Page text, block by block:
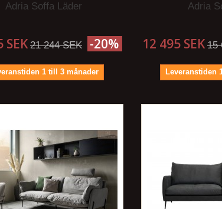
Adria Soffa Läder
SEK 21 244 SEK -20%
1 till 3 månader
Adria
12 495 SEK 15
Leveranstiden